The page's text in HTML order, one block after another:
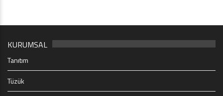
KURUMSAL
Tanıtım
Tüzük